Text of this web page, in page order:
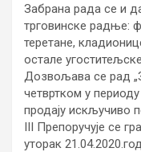
Забрана рада се и
трговинске радње:
теретане,
остале
Дозвољава се рад
четвртком у
продају искључиво
III Препоручује се
уторак